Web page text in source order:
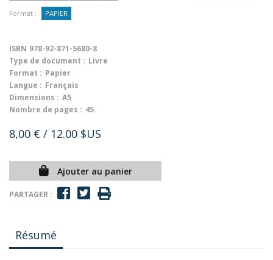
Format : PAPIER
ISBN 978-92-871-5680-8
Type de document : Livre
Format : Papier
Langue : Français
Dimensions : A5
Nombre de pages : 45
8,00 € / 12.00 $US
Ajouter au panier
PARTAGER :
Résumé